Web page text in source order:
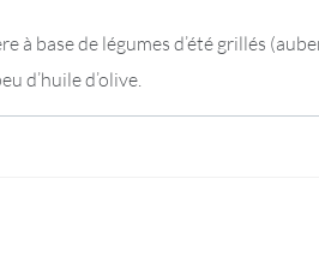
à base de légumes d’été grillés
d’huile d’olive.